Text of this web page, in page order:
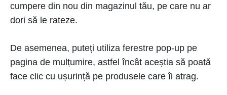
cumpere din nou din magazinul tău, pe care nu ar
dori să le rateze.
De asemenea, puteți utiliza ferestre pop-up pe
pagina de mulțumire, astfel încât aceștia să poată
face clic cu ușurință pe produsele care îi atrag.